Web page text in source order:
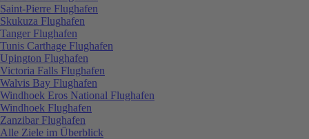
Saint-Pierre Flughafen
Skukuza Flughafen
Tanger Flughafen
Tunis Carthage Flughafen
Upington Flughafen
Victoria Falls Flughafen
Walvis Bay Flughafen
Windhoek Eros National Flughafen
Windhoek Flughafen
Zanzibar Flughafen
Alle Ziele im Überblick